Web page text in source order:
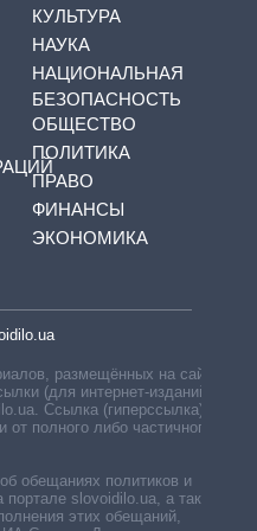
КУЛЬТУРА
НАУКА
НАЦИОНАЛЬНАЯ
БЕЗОПАСНОСТЬ
ОБЩЕСТВО
ПОЛИТИКА
ПРАВО
ФИНАНСЫ
ЭКОНОМИКА
размещённых на сайте,
(для интернет-изданий —
Ссылка (гиперссылка)
полного либо частичного
обещаниях политиков и
slovoidilo.ua, а также
этих обещаний,